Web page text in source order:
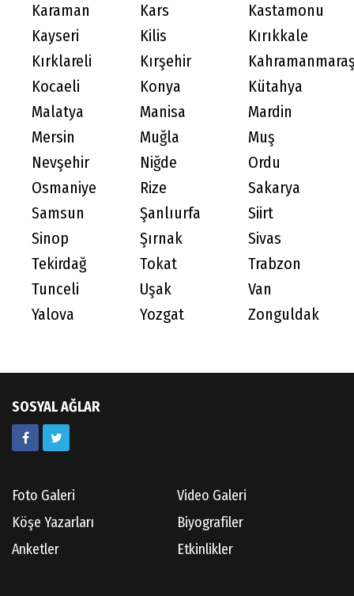
Karaman
Kars
Kastamonu
Kayseri
Kilis
Kırıkkale
Kırklareli
Kırşehir
Kocaeli
Konya
Kütahya
Malatya
Manisa
Mardin
Mersin
Muğla
Muş
Nevşehir
Niğde
Ordu
Osmaniye
Rize
Sakarya
Samsun
Şanlıurfa
Siirt
Sinop
Şırnak
Sivas
Tekirdağ
Tokat
Trabzon
Tunceli
Uşak
Van
Yalova
Yozgat Zonguldak
SOSYAL AĞLAR
Foto Galeri
Video Galeri
Köşe Yazarları
Biyografiler
Anketler
Etkinlikler